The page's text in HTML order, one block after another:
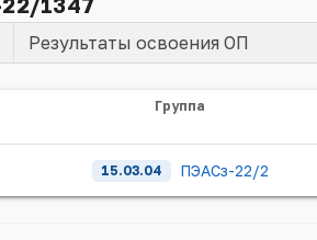
Результаты освоения ОП
Группа
15.03.04 ПЭАСз-22/2